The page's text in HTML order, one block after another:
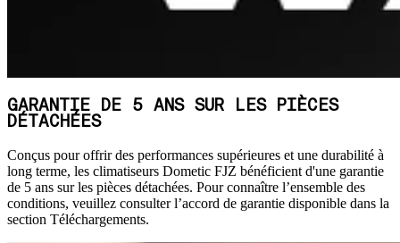
GARANTIE DE 5 ANS SUR LES PIÈCES
DÉTACHÉES
Conçus pour offrir des performances supérieures et une durabilité à
long terme, les climatiseurs Dometic FJZ bénéficient d'une garantie
de 5 ans sur les pièces détachées. Pour connaître l’ensemble des
conditions, veuillez consulter l’accord de garantie disponible dans la
section Téléchargements.